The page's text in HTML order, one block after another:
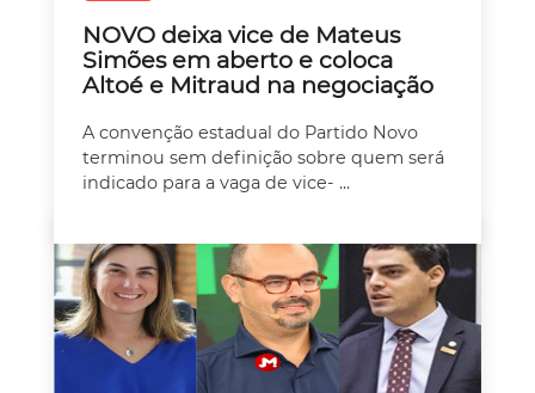
NOVO deixa vice de Mateus
Simões em aberto e coloca
Altoé e Mitraud na negociação
A convenção estadual do Partido Novo
terminou sem definição sobre quem será
indicado para a vaga de vice- ...